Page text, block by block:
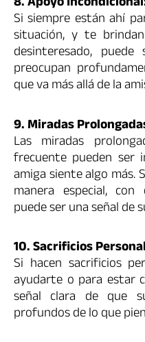
Si siempre están ahí
situación, y te
desinteresado,
preocupan
que va más allá de la
9. Miradas
Las miradas
frecuente pueden ser
amiga siente algo más.
manera especial,
puede ser una señal de
10. Sacrificios
Si hacen sacrificios
ayudarte o para estar
señal clara de que
profundos de lo que